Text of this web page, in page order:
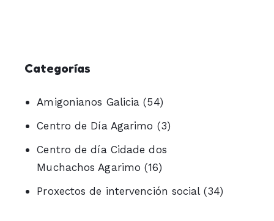
Categorías
Amigonianos Galicia (54)
Centro de Día Agarimo (3)
Centro de día Cidade dos
Muchachos Agarimo (16)
Proxectos de intervención social(34)